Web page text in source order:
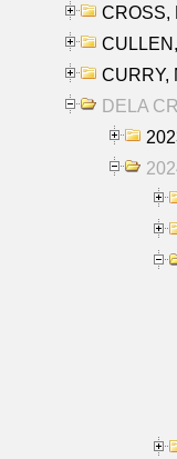
CROSS,
CURRY,
DELA